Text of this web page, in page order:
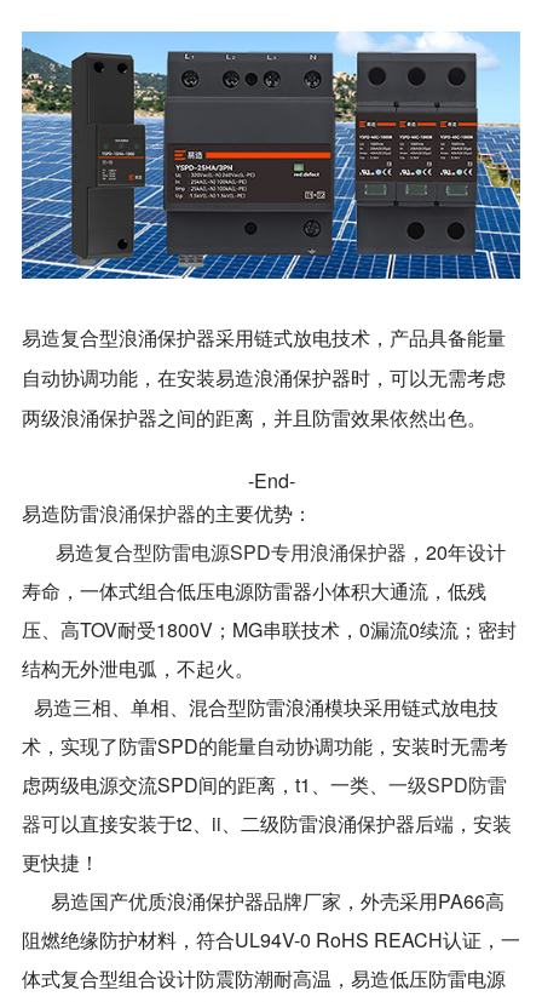
易造复合型浪涌保护器采用链式放电技术，产品具备能量
自动协调功能，在安装易造浪涌保护器时，可以无需考虑
两级浪涌保护器之间的距离，并且防雷效果依然出色。
-End-
易造防雷浪涌保护器的主要优势：
易造复合型防雷电源SPD专用浪涌保护器 ，20年设计
寿命，一体式组合低压电源防雷器小体积大通流，低残
压、高TOV耐受1800V；MG串联技术，0漏流0续流；密封
结构无外泄电弧，不起火。
易造三相、单相、混合型防雷浪涌模块采用链式放电技
术，实现了防雷SPD的能量自动协调功能，安装时无需考
虑两级电源交流SPD间的距离，t1、一类、 一级SPD防雷
器可以直接安装于t2、ii、二级防雷浪涌保护器后端，安装
更快捷！
易造国产优质浪涌保护器品牌厂家，外壳采用PA66高
阻燃绝缘防护材料，符合UL94V-0 RoHS REACH认证，一
体式复合型组合设计防震防潮耐高温，易造低压防雷电源